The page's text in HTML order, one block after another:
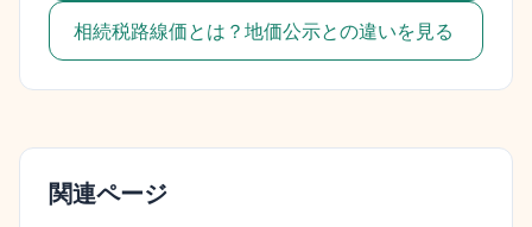
相続税路線価とは？地価公示との違いを見る
関連ページ